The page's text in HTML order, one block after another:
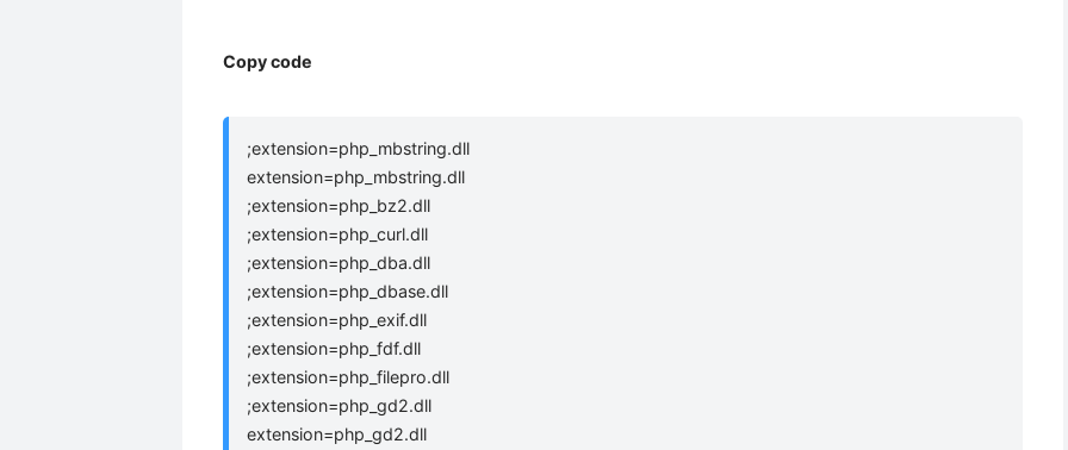
Copy code
;extension=php_mbstring.dll
extension=php_mbstring.dll
;extension=php_bz2.dll
;extension=php_curl.dll
;extension=php_dba.dll
;extension=php_dbase.dll
;extension=php_exif.dll
;extension=php_fdf.dll
;extension=php_filepro.dll
;extension=php_gd2.dll
extension=php_gd2.dll